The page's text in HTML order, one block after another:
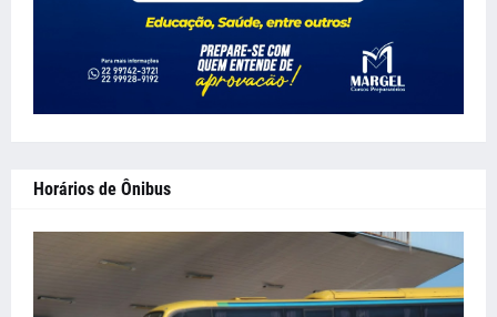
Horários de Ônibus